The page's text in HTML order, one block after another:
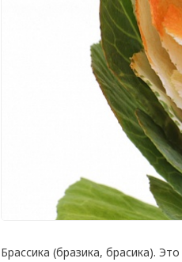
Брассика (бразика, брасика).